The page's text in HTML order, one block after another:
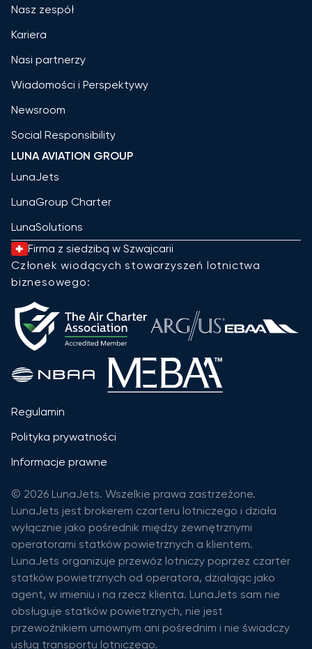
Nasz zespół
Kariera
Nasi partnerzy
Wiadomości i Perspektywy
Newsroom
Social Responsibility
LUNA AVIATION GROUP
LunaJets
LunaGroup Charter
LunaSolutions
Firma z siedzibą w Szwajcarii
Członek wiodących stowarzyszeń lotnictwa
biznesowego:
Regulamin
Polityka prywatności
Informacje prawne
© 2026 LunaJets. Wszelkie prawa zastrzeżone.
LunaJets jest brokerem czarteru lotniczego i działa
wyłącznie jako pośrednik między zewnętrznymi
operatorami statków powietrznych a klientem.
LunaJets organizuje przewóz lotniczy poprzez czarter
statków powietrznych od operatora, działając jako
agent, w imieniu i na rzecz klienta. LunaJets sam nie
obsługuje statków powietrznych, nie jest
przewoźnikiem umownym ani pośrednim i nie świadczy
usług transportu lotniczego.